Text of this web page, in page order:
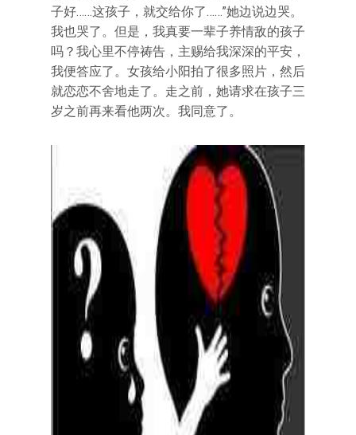
子好……这孩子，就交给你了……”她边说边哭。
我也哭了。但是，我真要一辈子养情敌的孩子
吗？我心里不停祷告，主赐给我深深的平安，
我便答应了。女孩给小阳拍了很多照片，然后
就恋恋不舍地走了。走之前，她请求在孩子三
岁之前再来看他两次。我同意了。